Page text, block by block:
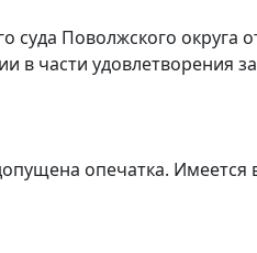
суда Поволжского округа
в части удовлетворения
опечатка.